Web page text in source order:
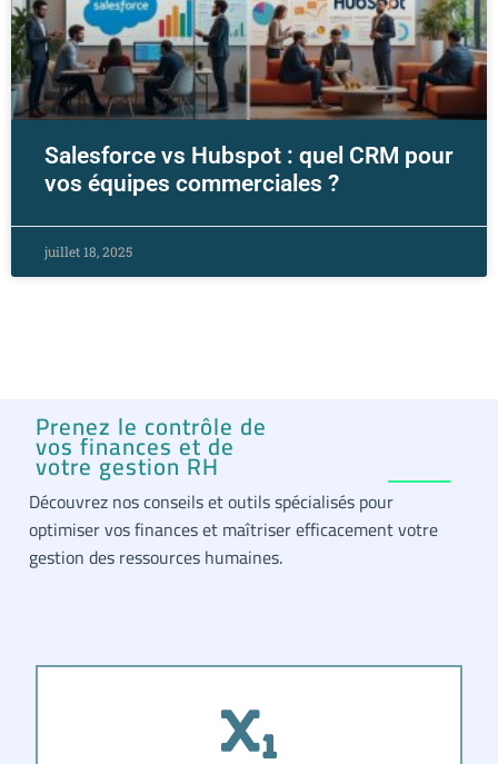
Salesforce vs Hubspot : quel CRM pour
vos équipes commerciales ?
juillet 18, 2025
Prenez le contrôle de
vos finances et de
votre gestion RH
Découvrez nos conseils et outils spécialisés pour
optimiser vos finances et maîtriser efficacement votre
gestion des ressources humaines.